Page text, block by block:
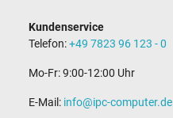
Kundenservice
Telefon:+49 7823 96 123 - 0
Mo-Fr: 9:00-12:00 Uhr
E-Mail: info@ipc-computer.de